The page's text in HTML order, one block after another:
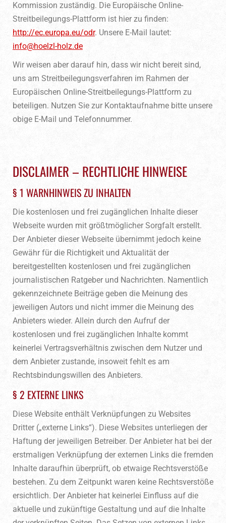
Kommission zuständig. Die Europäische Online-
Streitbeilegungs-Plattform ist hier zu finden:
http://ec.europa.eu/odr. Unsere E-Mail lautet:
info@hoelzl-holz.de
Wir weisen aber darauf hin, dass wir nicht bereit sind,
uns am Streitbeilegungsverfahren im Rahmen der
Europäischen Online-Streitbeilegungs-Plattform zu
beteiligen. Nutzen Sie zur Kontaktaufnahme bitte unsere
obige E-Mail und Telefonnummer.
DISCLAIMER – RECHTLICHE HINWEISE
§ 1 WARNHINWEIS ZU INHALTEN
Die kostenlosen und frei zugänglichen Inhalte dieser
Webseite wurden mit größtmöglicher Sorgfalt erstellt.
Der Anbieter dieser Webseite übernimmt jedoch keine
Gewähr für die Richtigkeit und Aktualität der
bereitgestellten kostenlosen und frei zugänglichen
journalistischen Ratgeber und Nachrichten. Namentlich
gekennzeichnete Beiträge geben die Meinung des
jeweiligen Autors und nicht immer die Meinung des
Anbieters wieder. Allein durch den Aufruf der
kostenlosen und frei zugänglichen Inhalte kommt
keinerlei Vertragsverhältnis zwischen dem Nutzer und
dem Anbieter zustande, insoweit fehlt es am
Rechtsbindungswillen des Anbieters.
§ 2 EXTERNE LINKS
Diese Website enthält Verknüpfungen zu Websites
Dritter („externe Links“). Diese Websites unterliegen der
Haftung der jeweiligen Betreiber. Der Anbieter hat bei der
erstmaligen Verknüpfung der externen Links die fremden
Inhalte daraufhin überprüft, ob etwaige Rechtsverstöße
bestehen. Zu dem Zeitpunkt waren keine Rechtsverstöße
ersichtlich. Der Anbieter hat keinerlei Einfluss auf die
aktuelle und zukünftige Gestaltung und auf die Inhalte